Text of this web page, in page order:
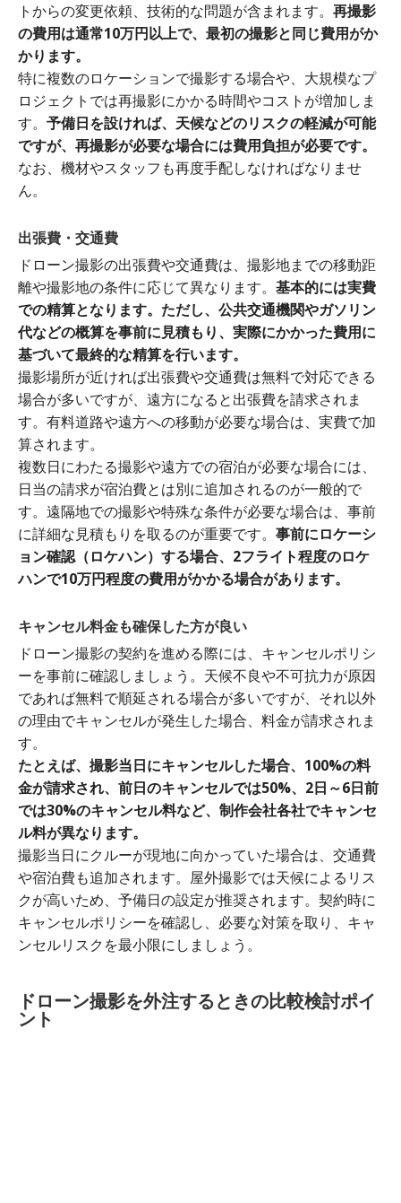
トからの変更依頼、技術的な問題が含まれます。 再撮影
の費用は通常10万円以上で、最初の撮影と同じ費用がか
かります。
特に複数のロケーションで撮影する場合や、大規模なプ
ロジェクトでは再撮影にかかる時間やコストが増加しま
す。 予備日を設ければ、天候などのリスクの軽減が可能
ですが、再撮影が必要な場合には費用負担が必要です。
なお、機材やスタッフも再度手配しなければなりませ
ん。
出張費・交通費
ドローン撮影の出張費や交通費は、撮影地までの移動距
離や撮影地の条件に応じて異なります。 基本的には実費
での精算となります。ただし、公共交通機関やガソリン
代などの概算を事前に見積もり、実際にかかった費用に
基づいて最終的な精算を行います。
撮影場所が近ければ出張費や交通費は無料で対応できる
場合が多いですが、遠方になると出張費を請求されま
す。有料道路や遠方への移動が必要な場合は、実費で加
算されます。
複数日にわたる撮影や遠方での宿泊が必要な場合には、
日当の請求が宿泊費とは別に追加されるのが一般的で
す。遠隔地での撮影や特殊な条件が必要な場合は、事前
に詳細な見積もりを取るのが重要です。 事前にロケーシ
ョン確認（ロケハン）する場合、2フライト程度のロケ
ハンで10万円程度の費用がかかる場合があります。
キャンセル料金も確保した方が良い
ドローン撮影の契約を進める際には、キャンセルポリシ
ーを事前に確認しましょう。天候不良や不可抗力が原因
であれば無料で順延される場合が多いですが、それ以外
の理由でキャンセルが発生した場合、料金が請求されま
す。
たとえば、撮影当日にキャンセルした場合、100%の料
金が請求され、前日のキャンセルでは50%、2日～6日前
では30%のキャンセル料など、制作会社各社でキャンセ
ル料が異なります。
撮影当日にクルーが現地に向かっていた場合は、交通費
や宿泊費も追加されます。屋外撮影では天候によるリス
クが高いため、予備日の設定が推奨されます。契約時に
キャンセルポリシーを確認し、必要な対策を取り、キャ
ンセルリスクを最小限にしましょう。
ドローン撮影を外注するときの比較検討ポイ
ント